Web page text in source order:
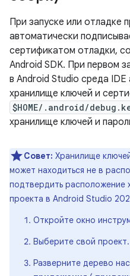
При запуске или отладке
автоматически
сертификатом отладки,
Android SDK. При первом
в Android Studio среда
хранилище ключей и
$HOME/.android/
хранилище ключей и
Совет: Хранилище
может находиться не в
подтвердить расположение
проекта в Android Studio
Откройте окно
Выберите свой проект.
Разверните дерево